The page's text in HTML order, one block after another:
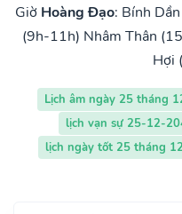
Giờ Hoàng Đạo: Bính
(9h-11h) Nhâm Thân
Hợi
Lịch âm ngày 25 tháng
lịch vạn sự 25-12-
lịch ngày tốt 25 tháng 12